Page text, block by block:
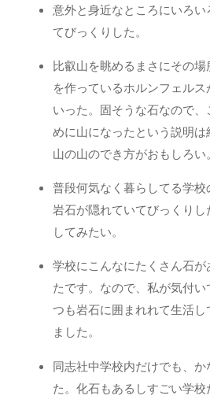
意外と身近なところにいろ
てびっくりした。
比叡山を眺めるまさにその
を作っているホルンフェル
いった。固そうな石なので
めに山になったという説明
山の山のでき方がおもしろい。
普段何気なく暮らしてる学
岩石が隠れていてびっくり
してみたい。
学校にこんなにたくさん石
たです。なので、私が気付
つも岩石に囲まれれて生活
ました。
同志社中学校内だけでも、
た。化石もあるしすごい学校